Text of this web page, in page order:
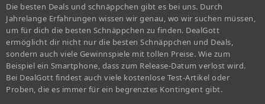
Die besten Deals und schnäppchen gibt es bei uns. Durch
Jahrelange Erfahrungen wissen wir genau, wo wir suchen müssen,
um für dich die besten Schnäppchen zu finden. DealGott
ermöglicht dir nicht nur die besten Schnäppchen und Deals,
sondern auch viele Gewinnspiele mit tollen Preise. Wie zum
Beispiel ein Smartphone, dass zum Release-Datum verlost wird.
Bei DealGott findest auch viele kostenlose Test-Artikel oder
Proben, die es immer für ein begrenztes Kontingent gibt.